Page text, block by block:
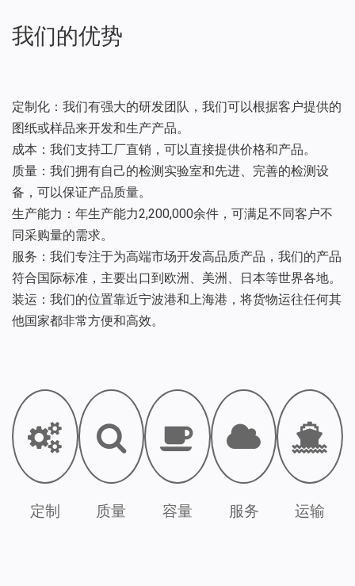
我们的优势
定制化：我们有强大的研发团队，我们可以根据客户提供的
图纸或样品来开发和生产产品。
成本：我们支持工厂直销，可以直接提供价格和产品。
质量：我们拥有自己的检测实验室和先进、完善的检测设
备，可以保证产品质量。
生产能力：年生产能力2,200,000余件，可满足不同客户不
同采购量的需求。
服务：我们专注于为高端市场开发高品质产品，我们的产品
符合国际标准，主要出口到欧洲、美洲、日本等世界各地。
装运：我们的位置靠近宁波港和上海港，将货物运往任何其
他国家都非常方便和高效。
定制 质量 容量 服务 运输